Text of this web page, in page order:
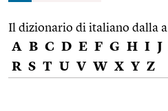
Il dizionario di italiano dalla
A B C D E F G H I J
R S T U V W X Y Z